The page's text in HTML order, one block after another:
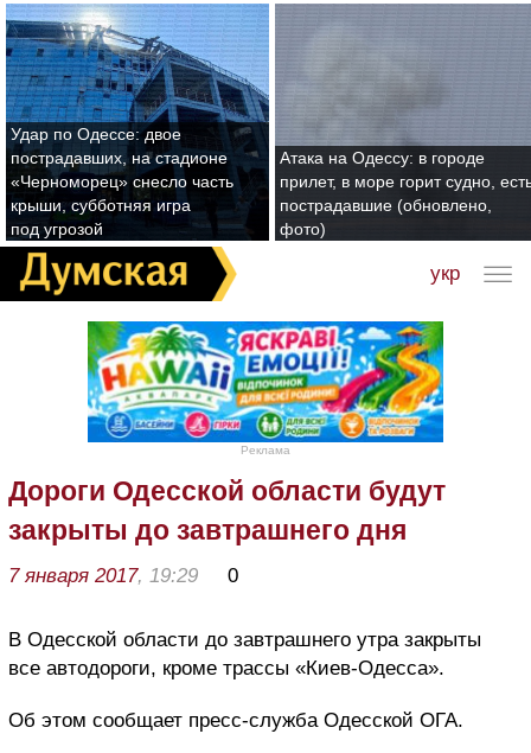
Удар по Одессе: двое
пострадавших, на стадионе
«Черноморец» снесло часть
крыши, субботняя игра
под угрозой
Атака на Одессу: в городе
прилет, в море горит судно,
пострадавшие (обновлено,
фото)
укр
Реклама
Дороги Одесской области будут
закрыты до завтрашнего дня
7 января 2017, 19:29 0
В Одесской области до завтрашнего утра закрыты
все автодороги, кроме трассы «Киев-Одесса».
Об этом сообщает пресс-служба Одесской ОГА.